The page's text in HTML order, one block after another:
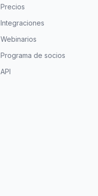
Precios
Integraciones
Webinarios
Programa de socios
API